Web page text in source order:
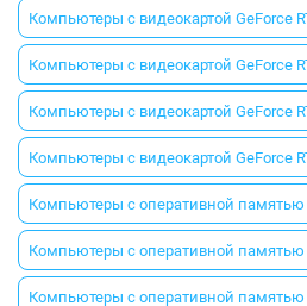
Компьютеры с видеокартой GeForce
Компьютеры с видеокартой GeForce
Компьютеры с видеокартой GeForce
Компьютеры с видеокартой GeForce
Компьютеры с оперативной памятью
Компьютеры с оперативной памятью
Компьютеры с оперативной памятью